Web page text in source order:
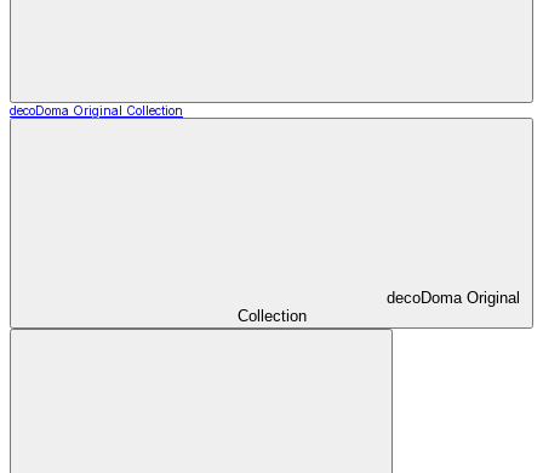
decoDoma Original Collection
decoDoma Original
Collection